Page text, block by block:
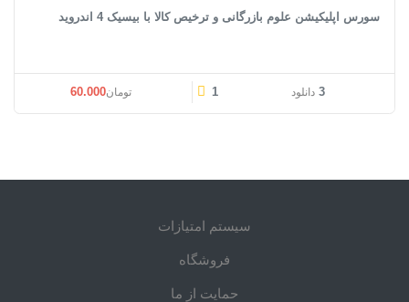
سورس اپلیکیشن علوم بازرگانی و ترخیص کالا با بیسیک 4 اندروید
3 دانلود 1 قیمت اصلی: تومان60.000 بود.
تومان60.000قیمت فعلی:
سیستم امتیازات
فروشگاه
حمایت از ما